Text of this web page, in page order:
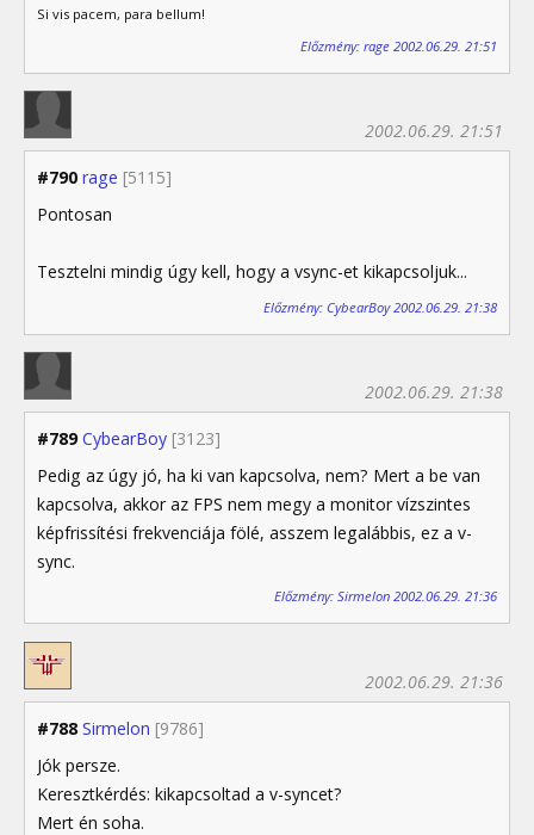
Si vis pacem, para bellum!
Előzmény: rage 2002.06.29. 21:51
#790 rage [5115]
2002.06.29. 21:51
Pontosan
Tesztelni mindig úgy kell, hogy a vsync-et kikapcsoljuk...
Előzmény: CybearBoy 2002.06.29. 21:38
#789 CybearBoy [3123]
2002.06.29. 21:38
Pedig az úgy jó, ha ki van kapcsolva, nem? Mert a be van
kapcsolva, akkor az FPS nem megy a monitor vízszintes
képfrissítési frekvenciája fölé, asszem legalábbis, ez a v-
sync.
Előzmény: Sirmelon 2002.06.29. 21:36
#788 Sirmelon [9786]
2002.06.29. 21:36
Jók persze.
Keresztkérdés: kikapcsoltad a v-syncet?
Mert én soha.